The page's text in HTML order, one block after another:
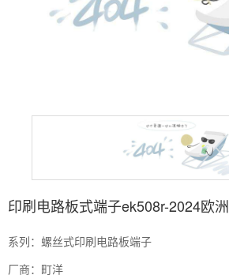
印刷电路板式端子ek508r-2024欧
系列：螺丝式印刷电路板端子
厂商：町洋